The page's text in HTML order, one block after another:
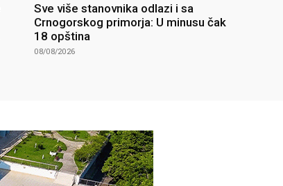
Sve više stanovnika odlazi i sa
Crnogorskog primorja: U minusu čak
18 opština
08/08/2026